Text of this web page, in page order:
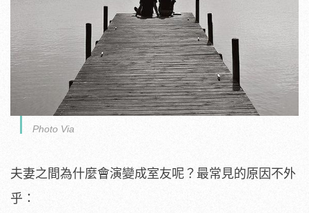
Photo Via
夫妻之間為什麼會演變成室友呢？最常見的原因不外
乎：